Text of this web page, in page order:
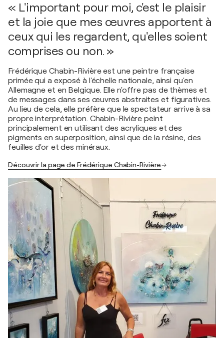
« L'important pour moi, c'est le plaisir
et la joie que mes œuvres apportent à
ceux qui les regardent, qu'elles soient
comprises ou non. »
Frédérique Chabin-Rivière est une peintre française
primée qui a exposé à l'échelle nationale, ainsi qu'en
Allemagne et en Belgique. Elle n'offre pas de thèmes et
de messages dans ses œuvres abstraites et figuratives.
Au lieu de cela, elle préfère que le spectateur arrive à sa
propre interprétation. Chabin-Rivière peint
principalement en utilisant des acryliques et des
pigments en superposition, ainsi que de la résine, des
feuilles d'or et des minéraux.
Découvrir la page de Frédérique Chabin-Rivière